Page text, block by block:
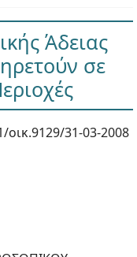
Άδειας
σε
31-03-2008